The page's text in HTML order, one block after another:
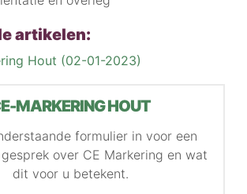
artikelen:
Hout (02-01-2023)
MARKERING HOUT
formulier in voor een
over CE Markering en wat
dit voor u betekent.